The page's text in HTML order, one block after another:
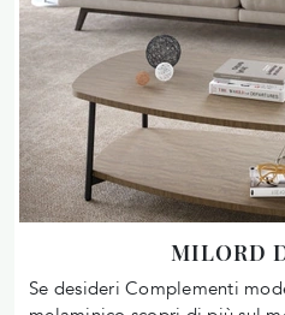
MILORD
Se desideri Complementi